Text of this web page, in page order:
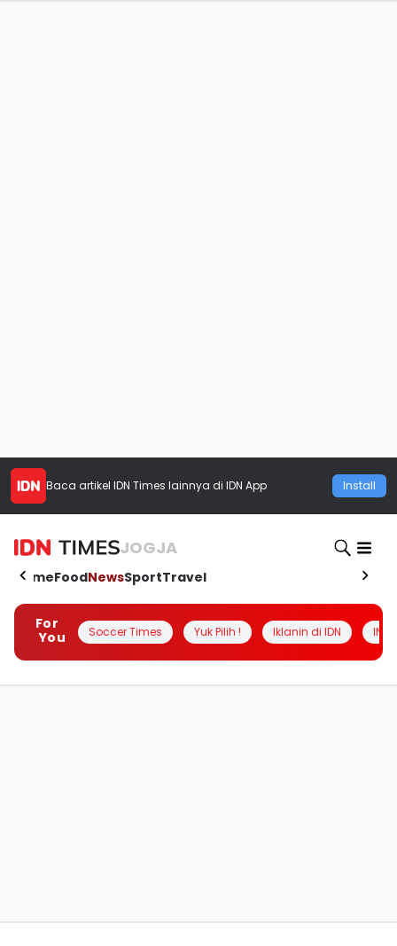
Baca artikel IDN Times lainnya di IDN App Install
JOGJA
HomeFoodNewsSportTravel
For
You
Soccer Times Yuk Pilih ! Iklanin di IDN